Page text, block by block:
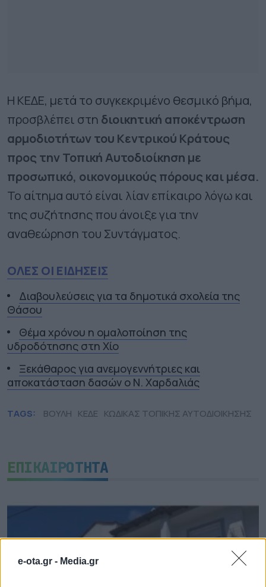
e-ota.gr - Media.gr
Η ΚΕΔΕ, μετά το συγκεκριμένο θεσμικό βήμα,
προσβλέπει στη διοικητική αποκέντρωση
αρμοδιοτήτων του Κεντρικού Κράτους
προς την Τοπική Αυτοδιοίκηση με
προσωπικό, οικονομικούς πόρους και μέσα.
Το αίτημα αυτό είναι λίαν επίκαιρο λόγω και
της συζήτησης που άνοιξε για την
αναθεώρηση του Συντάγματος.
ΟΛΕΣ ΟΙ ΕΙΔΗΣΕΙΣ
Διαβουλεύσεις για τα δημοτικά σχολεία της
Θάσου
Θέμα χρόνου η ομαλοποίηση της
υδροδότησης στη Χίο
Ξεκάθαρος για ανεμογεννήτριες και
αποκατάσταση δασών ο Ν. Χαρδαλιάς
TAGS: ΒΟΥΛΗ ΚΕΔΕ ΚΩΔΙΚΑΣ ΤΟΠΙΚΗΣ ΑΥΤΟΔΙΟΙΚΗΣΗΣ
ΕΠΙΚΑΙΡΟΤΗΤΑ